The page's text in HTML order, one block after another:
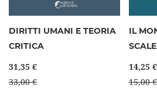
DIRITTI UMANI E TEORIA
CRITICA
31,35 €
33,00 €
IL
SCALE
14,25 €
15,00 €